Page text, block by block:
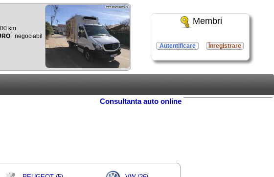
km
negociabil
Membri
Autentificare Înregistrare
Consultanta auto online